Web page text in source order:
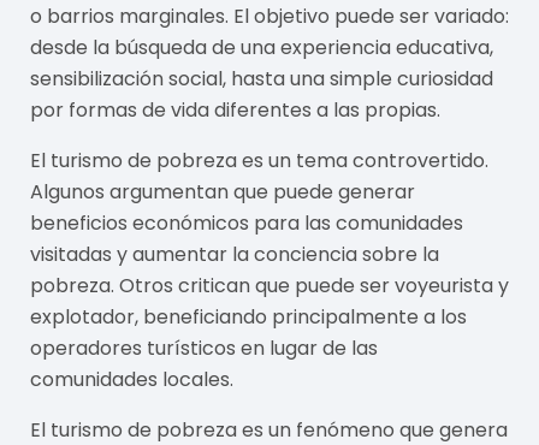
o barrios marginales. El objetivo puede ser variado:
desde la búsqueda de una experiencia educativa,
sensibilización social, hasta una simple curiosidad
por formas de vida diferentes a las propias.
El turismo de pobreza es un tema controvertido.
Algunos argumentan que puede generar
beneficios económicos para las comunidades
visitadas y aumentar la conciencia sobre la
pobreza. Otros critican que puede ser voyeurista y
explotador, beneficiando principalmente a los
operadores turísticos en lugar de las
comunidades locales.
El turismo de pobreza es un fenómeno que genera